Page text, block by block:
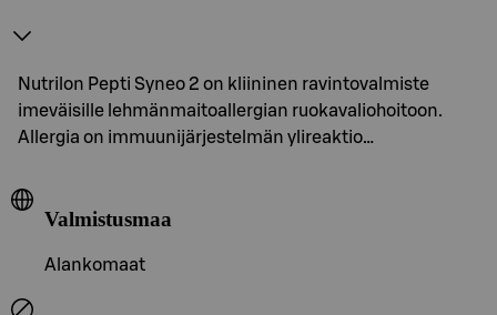
Nutrilon Pepti Syneo 2 on kliininen ravintovalmiste
imeväisille lehmänmaitoallergian ruokavaliohoitoon.
Allergia on immuunijärjestelmän ylireaktio…
Valmistusmaa
Alankomaat